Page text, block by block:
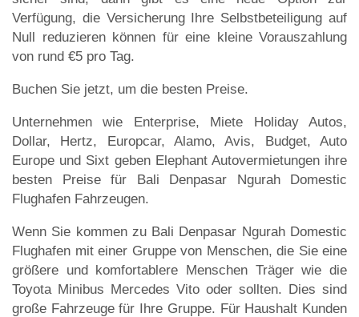
Verfügung, die Versicherung Ihre Selbstbeteiligung auf
Null reduzieren können für eine kleine Vorauszahlung
von rund €5 pro Tag.
Buchen Sie jetzt, um die besten Preise.
Unternehmen wie Enterprise, Miete Holiday Autos,
Dollar, Hertz, Europcar, Alamo, Avis, Budget, Auto
Europe und Sixt geben Elephant Autovermietungen ihre
besten Preise für Bali Denpasar Ngurah Domestic
Flughafen Fahrzeugen.
Wenn Sie kommen zu Bali Denpasar Ngurah Domestic
Flughafen mit einer Gruppe von Menschen, die Sie eine
größere und komfortablere Menschen Träger wie die
Toyota Minibus Mercedes Vito oder sollten. Dies sind
große Fahrzeuge für Ihre Gruppe. Für Haushalt Kunden